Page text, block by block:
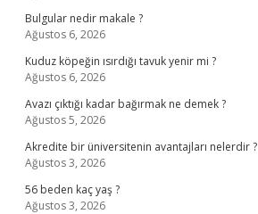
Bulgular nedir makale ?
Ağustos 6, 2026
Kuduz köpeğin ısırdığı tavuk yenir mi ?
Ağustos 6, 2026
Avazı çıktığı kadar bağırmak ne demek ?
Ağustos 5, 2026
Akredite bir üniversitenin avantajları nelerdir ?
Ağustos 3, 2026
56 beden kaç yaş ?
Ağustos 3, 2026